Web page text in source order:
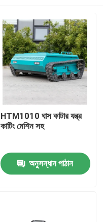
HTM1010 ঘাস কাটার যন্ত্র
কাটিং মেশিন সহ
অনুসন্ধান পাঠান